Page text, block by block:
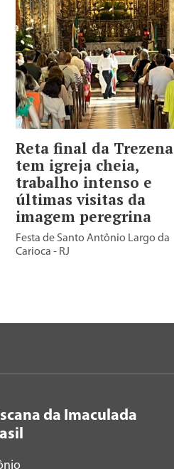
Reta final da Trezena
tem igreja cheia,
trabalho intenso e
últimas visitas da
imagem peregrina
Festa de Santo Antônio Largo da
Carioca - RJ
da Imaculada